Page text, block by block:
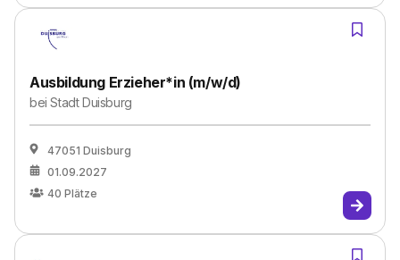
Ausbildung Erzieher*in (m/w/d)
beiStadt Duisburg
47051 Duisburg
01.09.2027
40 Plätze